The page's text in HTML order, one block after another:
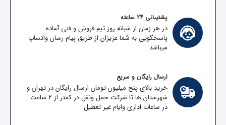
پشتیبانی 24 ساعته
در هر زمان از شبانه روز تیم فروش و فنی آماده
پاسخگویی به شما عزیزان از طریق پیام رسان واتساپ
میباشد.
ارسال رایگان و سریع
خرید بالای پنج میلیون تومان ارسال رایگان در تهران و
شهرستان ها تا شرکت حمل ونقل در کمتر از 2 ساعت
در ساعات اداری وایام غیر تعطیل